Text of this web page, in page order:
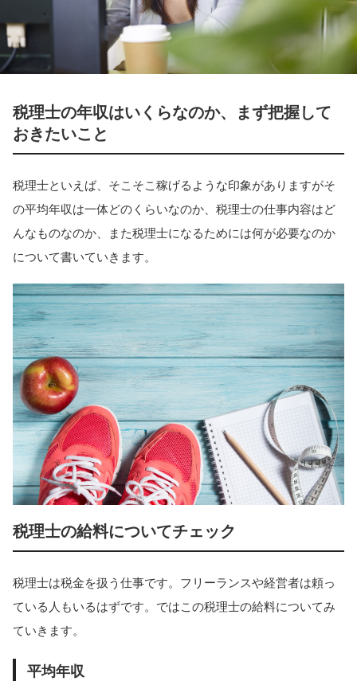
税理士の年収はいくらなのか、まず把握して
おきたいこと
税理士といえば、そこそこ稼げるような印象がありますがそ
の平均年収は一体どのくらいなのか、税理士の仕事内容はど
んなものなのか、また税理士になるためには何が必要なのか
について書いていきます。
税理士の給料についてチェック
税理士は税金を扱う仕事です。フリーランスや経営者は頼っ
ている人もいるはずです。ではこの税理士の給料についてみ
ていきます。
平均年収